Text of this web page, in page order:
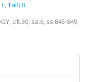
,Tatli B.
cilt.30, sa.6, ss.845-849,